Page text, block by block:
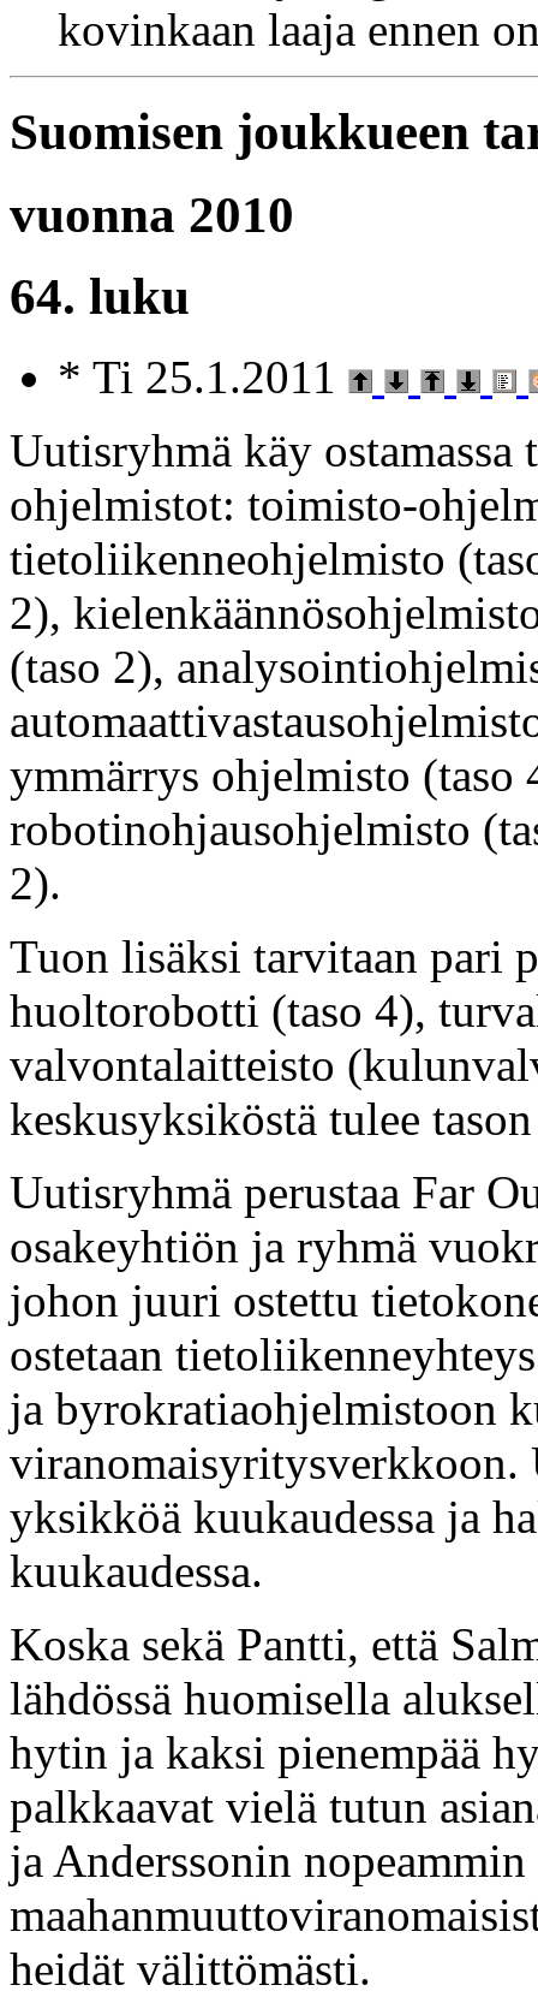
kovinkaan laaja ennen
Suomisen joukkueen
vuonna 2010
64. luku
* Ti 25.1.2011
Uutisryhmä käy ostamassa
ohjelmistot: toimisto-
tietoliikenneohjelmisto
2),
(taso 2),
ymmärrys ohjelmisto (taso
robotinohjausohjelmisto
2).
Tuon lisäksi tarvitaan pari
huoltorobotti (taso 4),
valvontalaitteisto
keskusyksiköstä tulee
Uutisryhmä perustaa Far
osakeyhtiön ja ryhmä
johon juuri ostettu
ostetaan
ja byrokratiaohjelmistoon
viranomaisyritysverkkoon.
yksikköä kuukaudessa ja
kuukaudessa.
Koska sekä Pantti, että
lähdössä huomisella
hytin ja kaksi pienempää
palkkaavat vielä tutun
ja Anderssonin
heidät välittömästi.